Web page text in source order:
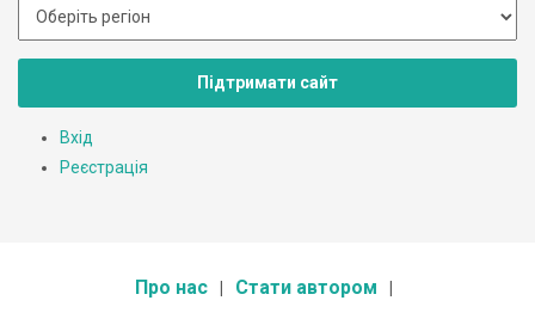
Підтримати сайт
Вхід
Реєстрація
Про нас Стати автором